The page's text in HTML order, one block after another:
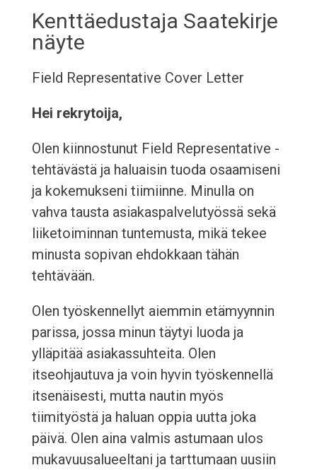
Kenttäedustaja Saatekirje
näyte
Field Representative Cover Letter
Hei rekrytoija,
Olen kiinnostunut Field Representative -
tehtävästä ja haluaisin tuoda osaamiseni
ja kokemukseni tiimiinne. Minulla on
vahva tausta asiakaspalvelutyössä sekä
liiketoiminnan tuntemusta, mikä tekee
minusta sopivan ehdokkaan tähän
tehtävään.
Olen työskennellyt aiemmin etämyynnin
parissa, jossa minun täytyi luoda ja
ylläpitää asiakassuhteita. Olen
itseohjautuva ja voin hyvin työskennellä
itsenäisesti, mutta nautin myös
tiimityöstä ja haluan oppia uutta joka
päivä. Olen aina valmis astumaan ulos
mukavuusalueeltani ja tarttumaan uusiin